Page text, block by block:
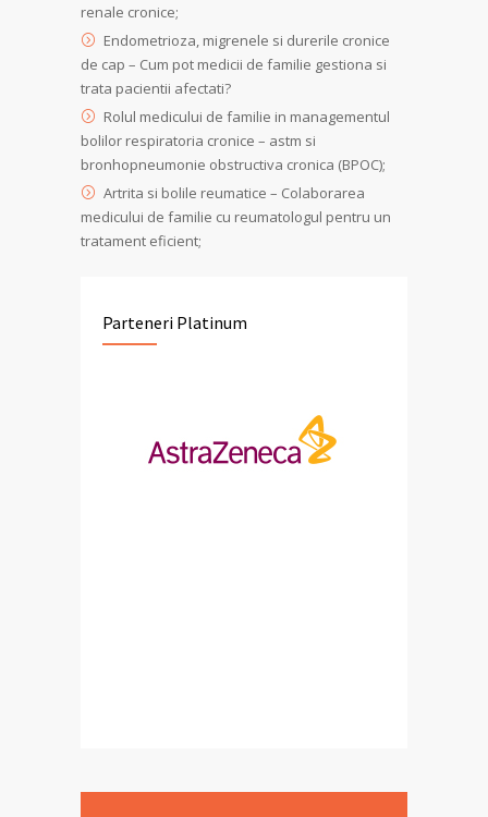
renale cronice;
Endometrioza, migrenele si durerile cronice
de cap – Cum pot medicii de familie gestiona si
trata pacientii afectati?
Rolul medicului de familie in managementul
bolilor respiratoria cronice – astm si
bronhopneumonie obstructiva cronica (BPOC);
Artrita si bolile reumatice – Colaborarea
medicului de familie cu reumatologul pentru un
tratament eficient;
Parteneri Platinum